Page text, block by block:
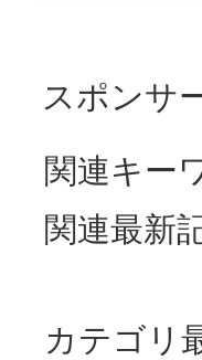
スポンサ
関連キー
関連最新
カテゴリ